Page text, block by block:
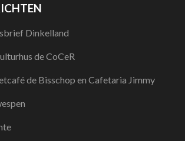
Dinkelland
de CoCeR
de Bisschop en Cafetaria Jimmy